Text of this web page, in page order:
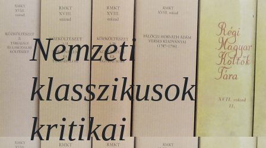
Nemzeti
klasszikusok
kritikai